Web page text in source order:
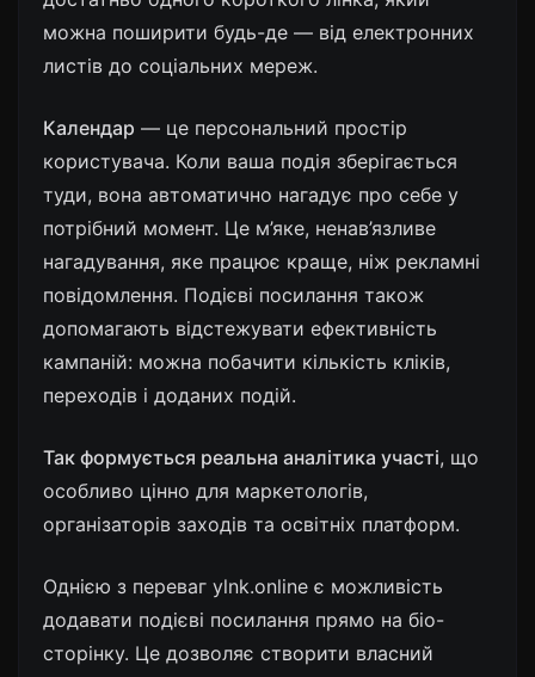
можна поширити будь-де — від електронних
листів до соціальних мереж.
Календар — це персональний простір
користувача. Коли ваша подія зберігається
туди, вона автоматично нагадує про себе у
потрібний момент. Це м’яке, ненав’язливе
нагадування, яке працює краще, ніж рекламні
повідомлення. Подієві посилання також
допомагають відстежувати ефективність
кампаній: можна побачити кількість кліків,
переходів і доданих подій.
Так формується реальна аналітика участі, що
особливо цінно для маркетологів,
організаторів заходів та освітніх платформ.
Однією з переваг ylnk.online є можливість
додавати подієві посилання прямо на біо-
сторінку. Це дозволяє створити власний